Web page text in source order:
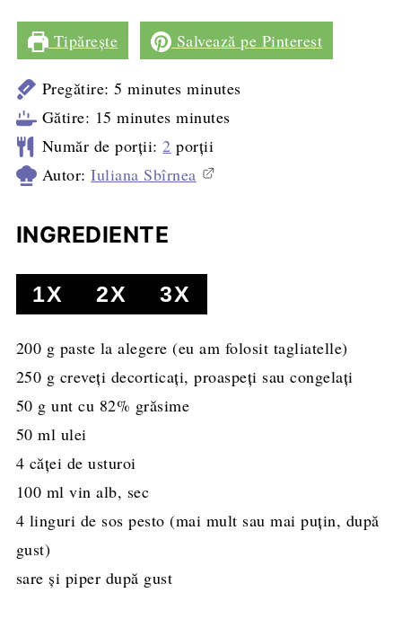
Tipărește Salvează pe Pinterest
Pregătire:5 minutes minutes
Gătire: 15 minutes minutes
Număr de porții:2 porții
Autor:Iuliana Sbîrnea
INGREDIENTE
1X 2X 3X
200 g paste la alegere (eu am folosit tagliatelle)
250 g creveți decorticați, proaspeți sau congelați
50 g unt cu 82% grăsime
50 ml ulei
4 căței de usturoi
100 ml vin alb, sec
4 linguri de sos pesto (mai mult sau mai puțin, după
gust)
sare și piper după gust